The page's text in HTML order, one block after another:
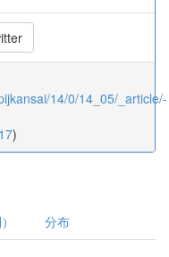
14/0/14_05/_article/-
)
分布